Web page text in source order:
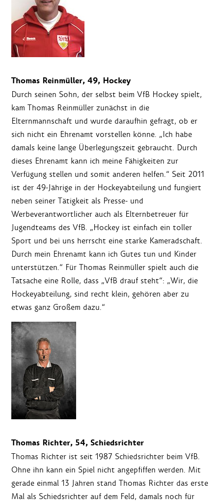
Thomas Reinmüller, 49, Hockey
Durch seinen Sohn, der selbst beim VfB Hockey spielt,
kam Thomas Reinmüller zunächst in die
Elternmannschaft und wurde daraufhin gefragt, ob er
sich nicht ein Ehrenamt vorstellen könne. „Ich habe
damals keine lange Überlegungszeit gebraucht. Durch
dieses Ehrenamt kann ich meine Fähigkeiten zur
Verfügung stellen und somit anderen helfen.“ Seit 2011
ist der 49-Jährige in der Hockeyabteilung und fungiert
neben seiner Tätigkeit als Presse- und
Werbeverantwortlicher auch als Elternbetreuer für
Jugendteams des VfB. „Hockey ist einfach ein toller
Sport und bei uns herrscht eine starke Kameradschaft.
Durch mein Ehrenamt kann ich Gutes tun und Kinder
unterstützen.“ Für Thomas Reinmüller spielt auch die
Tatsache eine Rolle, dass „VfB drauf steht“: „Wir, die
Hockeyabteilung, sind recht klein, gehören aber zu
etwas ganz Großem dazu.“
Thomas Richter, 54, Schiedsrichter
Thomas Richter ist seit 1987 Schiedsrichter beim VfB.
Ohne ihn kann ein Spiel nicht angepfiffen werden. Mit
gerade einmal 13 Jahren stand Thomas Richter das erste
Mal als Schiedsrichter auf dem Feld, damals noch für